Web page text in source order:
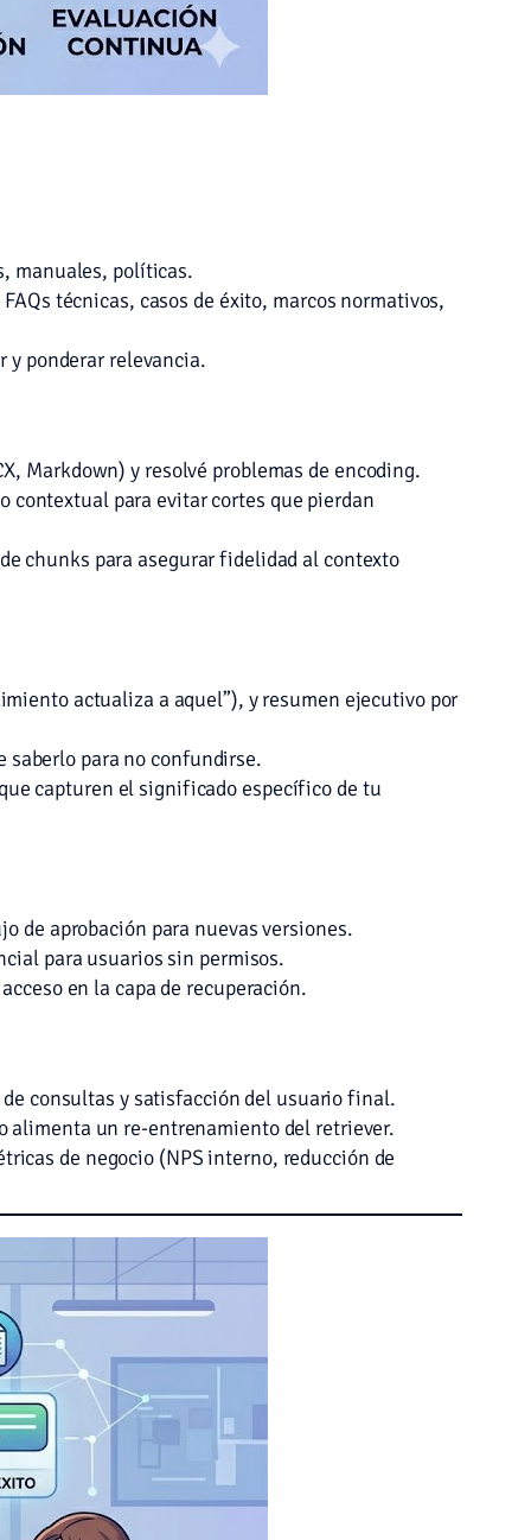
manuales, políticas.
técnicas, casos de éxito, marcos normativos,
ponderar relevancia.
Markdown) y resolvé problemas de encoding.
contextual para evitar cortes que pierdan
chunks para asegurar fidelidad al contexto
actualiza a aquel”), y resumen ejecutivo por
para no confundirse.
capturen el significado específico de tu
de aprobación para nuevas versiones.
para usuarios sin permisos.
en la capa de recuperación.
consultas y satisfacción del usuario final.
alimenta un re-entrenamiento del retriever.
de negocio (NPS interno, reducción de